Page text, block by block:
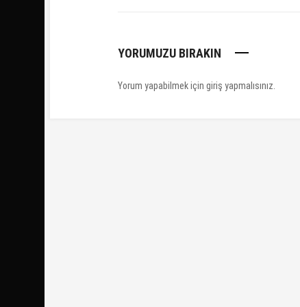
YORUMUZU BIRAKIN
Yorum yapabilmek içingiriş yapmalısınız